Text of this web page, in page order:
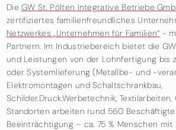
DieGW St. Pölten Integrative Betriebe
zertifiziertes familienfreundliches
Netzwerkes „Unternehmen für Familien“ -
Partnern. Im Industriebereich bietet die
und Leistungen von der Lohnfertigung bis
oder Systemlieferung (Metallbe- und -
Elektromontagen und Schaltschrankbau,
Schilder.Druck.Werbetechnik,
Standorten arbeiten rund 560
Beeinträchtigung – ca. 75 % Menschen